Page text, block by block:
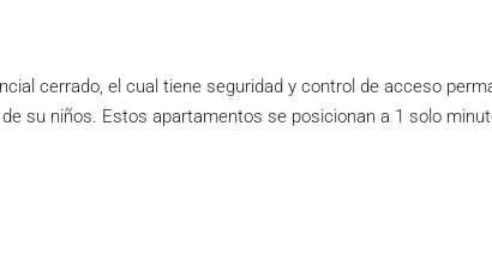
cerrado, el cual tiene seguridad y control de acceso
su niños. Estos apartamentos se posicionan a 1 solo